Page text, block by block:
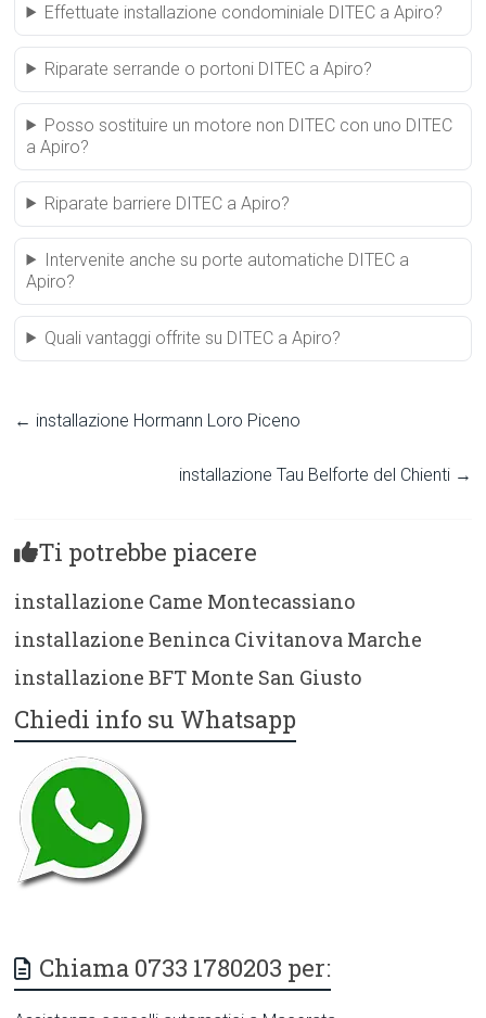
Effettuate installazione condominiale DITEC a Apiro?
Riparate serrande o portoni DITEC a Apiro?
Posso sostituire un motore non DITEC con uno DITEC
a Apiro?
Riparate barriere DITEC a Apiro?
Intervenite anche su porte automatiche DITEC a
Apiro?
Quali vantaggi offrite su DITEC a Apiro?
← installazione Hormann Loro Piceno
installazione Tau Belforte del Chienti →
Ti potrebbe piacere
installazione Came Montecassiano
installazione Beninca Civitanova Marche
installazione BFT Monte San Giusto
Chiedi info su Whatsapp
Chiama 0733 1780203 per: